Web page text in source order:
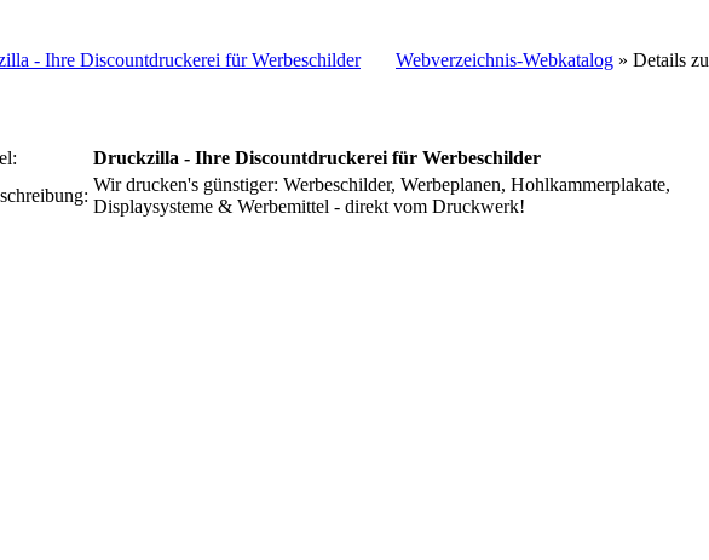
Webverzeichnis-Webkatalog » Details zu
Druckzilla - Ihre Discountdruckerei für Werbeschilder
Wir drucken's günstiger: Werbeschilder, Werbeplanen, Hohlkammerplakate,
Displaysysteme & Werbemittel - direkt vom Druckwerk!